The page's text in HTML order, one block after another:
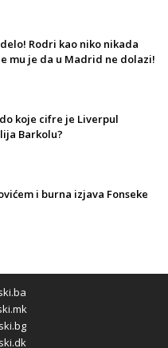
Rodri kao niko nikada
mu je da u Madrid ne dolazi!
koje cifre je Liverpul
Barkolu?
i burna izjava Fonseke